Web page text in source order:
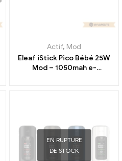
Actif, Mod
Eleaf iStick Pico Bébé 25W
Mod – 1050mah e-
EN RUPTURE
DE STOCK